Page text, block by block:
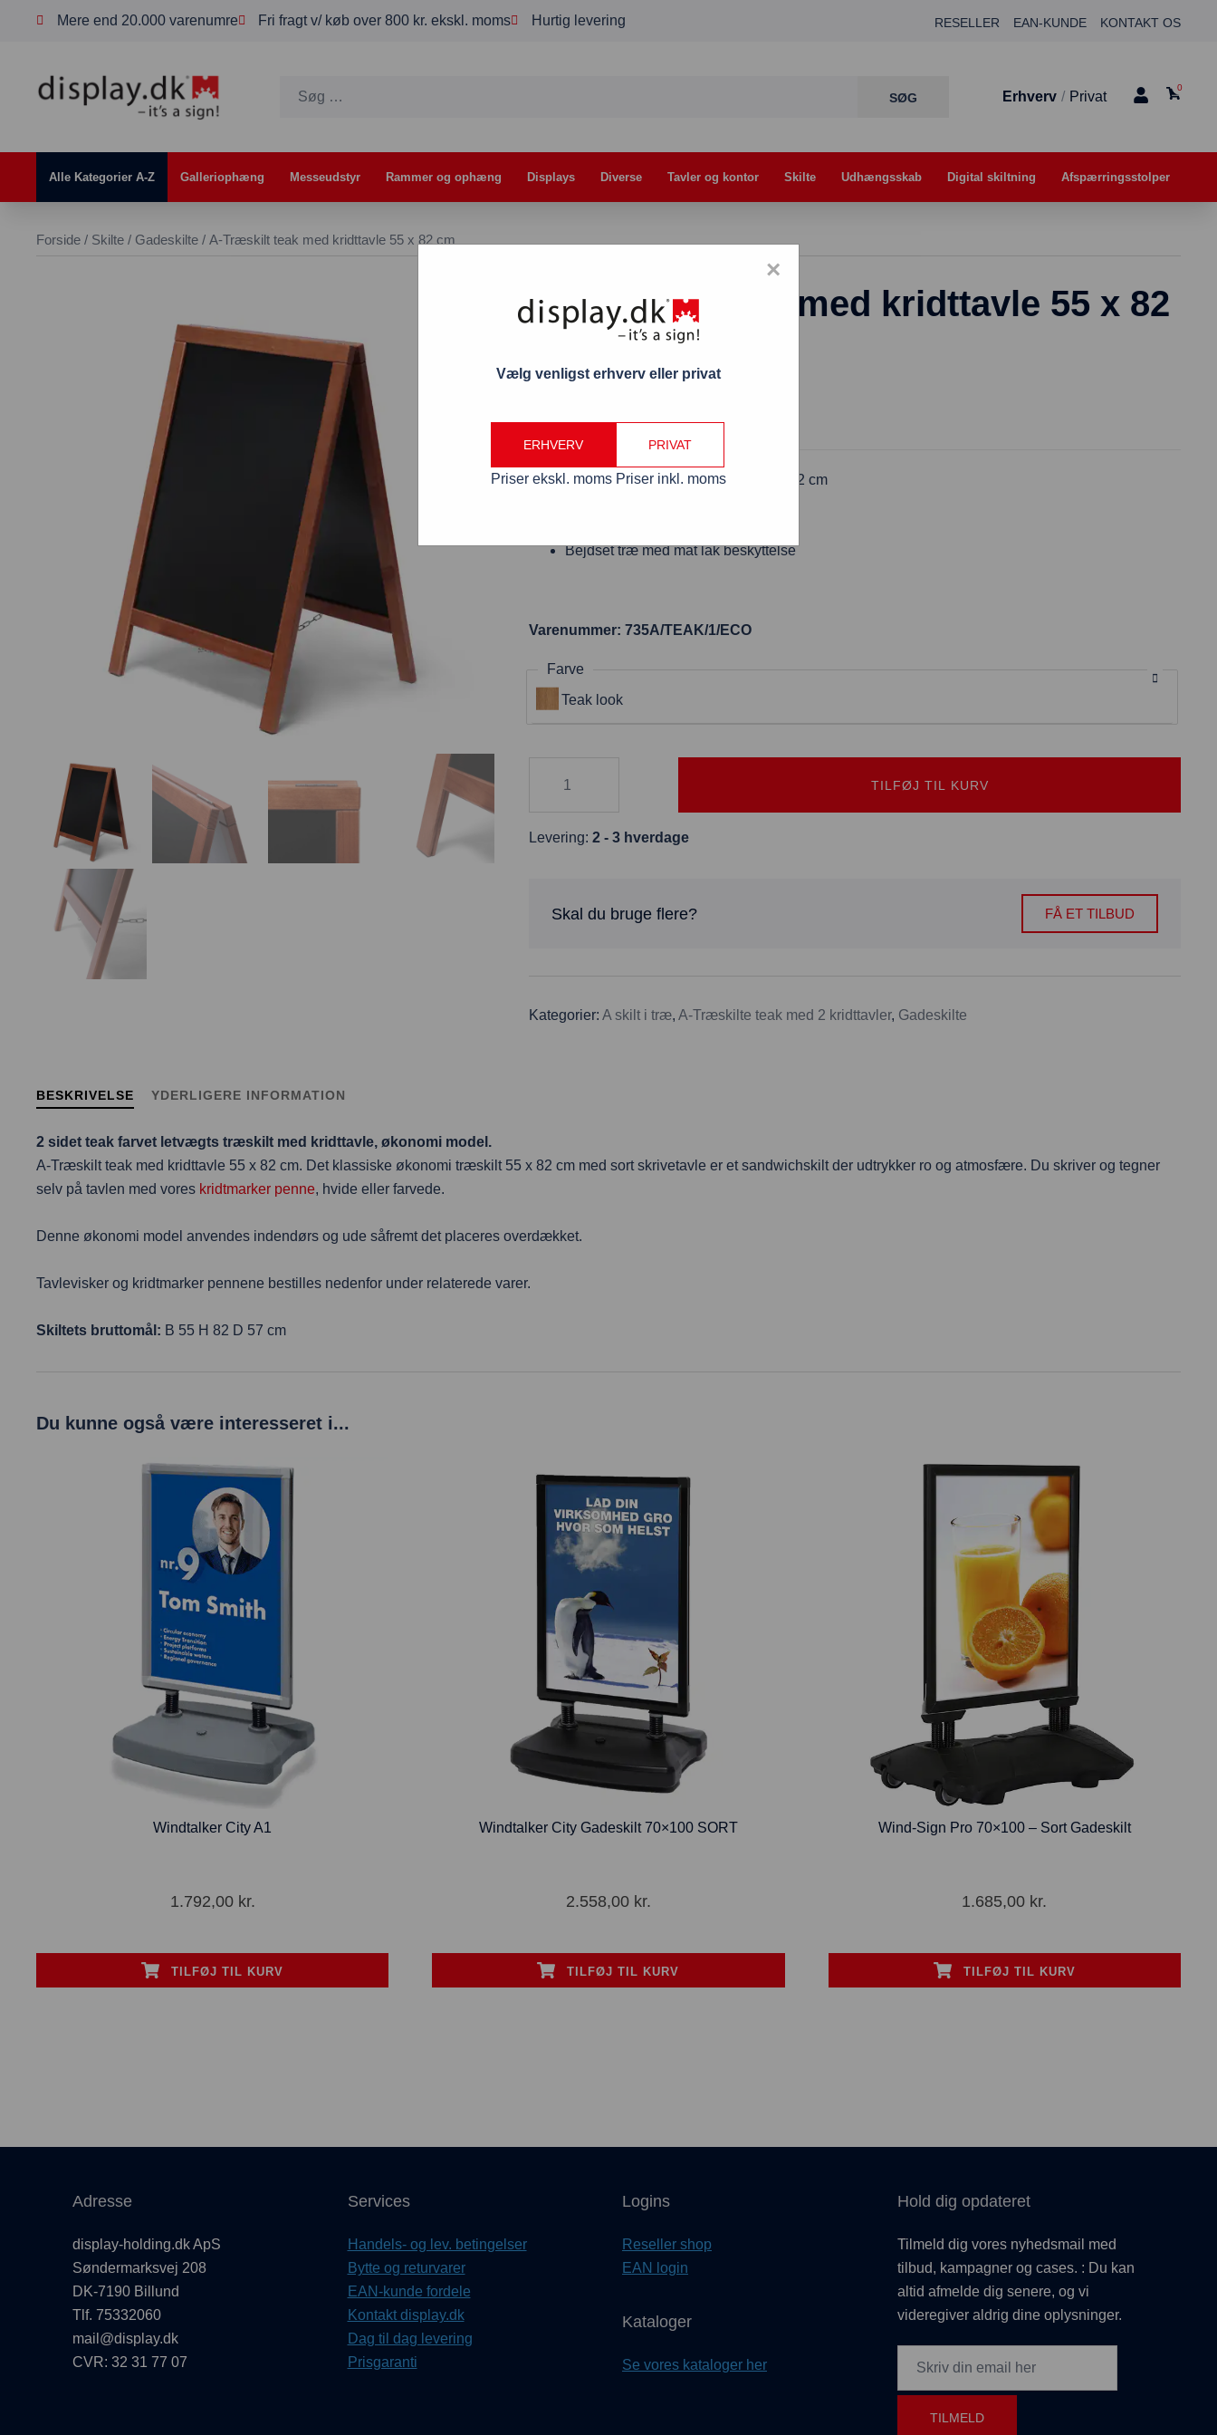
Mere end 20.000 varenumre Fri fragt v/ køb over 800 kr. ekskl. moms Hurtig levering RESELLER EAN-KUNDE KONTAKT OS
Erhverv / Privat
0
Alle Kategorier A-Z Galleriophæng Messeudstyr Rammer og ophæng Displays Diverse Tavler og kontor Skilte Udhængsskab Digital skiltning Afspærringsstolper
Forside / Skilte / Gadeskilte / A-Træskilt teak med kridttavle 55 x 82 cm
A-Træskilt teak med kridttavle 55 x 82
A-Træskilt teak med kridttavle 55 x 82 cm
Bejdset træ med mat lak beskyttelse
Varenummer: 735A/TEAK/1/ECO
Farve
Teak look
TILFØJ TIL KURV
Levering: 2 - 3 hverdage
Skal du bruge flere? FÅ ET TILBUD
Kategorier: A skilt i træ, A-Træskilte teak med 2 kridttavler, Gadeskilte
BESKRIVELSE YDERLIGERE INFORMATION
2 sidet teak farvet letvægts træskilt med kridttavle, økonomi model.
A-Træskilt teak med kridttavle 55 x 82 cm. Det klassiske økonomi træskilt 55 x 82 cm med sort skrivetavle er et sandwichskilt der udtrykker ro og atmosfære. Du skriver og tegner
selv på tavlen med vores kridtmarker penne, hvide eller farvede.
Denne økonomi model anvendes indendørs og ude såfremt det placeres overdækket.
Tavlevisker og kridtmarker pennene bestilles nedenfor under relaterede varer.
Skiltets bruttomål: B 55 H 82 D 57 cm
Du kunne også være interesseret i...
Windtalker City A1
1.792,00 kr.
TILFØJ TIL KURV
Windtalker City Gadeskilt 70×100 SORT
2.558,00 kr.
TILFØJ TIL KURV
Wind-Sign Pro 70×100 – Sort Gadeskilt
1.685,00 kr.
TILFØJ TIL KURV
Adresse
display-holding.dk ApS
Søndermarksvej 208
DK-7190 Billund
Tlf. 75332060
mail@display.dk
CVR: 32 31 77 07
Services
Handels- og lev. betingelser
Bytte og returvarer
EAN-kunde fordele
Kontakt display.dk
Dag til dag levering
Prisgaranti
Logins
Reseller shop
EAN login
Kataloger
Se vores kataloger her
Hold dig opdateret
Tilmeld dig vores nyhedsmail med
tilbud, kampagner og cases. : Du kan
altid afmelde dig senere, og vi
videregiver aldrig dine oplysninger.
TILMELD
Vælg venligst erhverv eller privat
ERHVERV
Priser ekskl. moms
PRIVAT
Priser inkl. moms
×